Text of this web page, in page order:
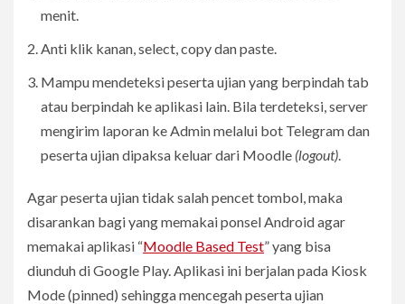
menit.
Anti klik kanan, select, copy dan paste.
Mampu mendeteksi peserta ujian yang berpindah tab
atau berpindah ke aplikasi lain. Bila terdeteksi, server
mengirim laporan ke Admin melalui bot Telegram dan
peserta ujian dipaksa keluar dari Moodle (logout).
Agar peserta ujian tidak salah pencet tombol, maka
disarankan bagi yang memakai ponsel Android agar
memakai aplikasi “Moodle Based Test” yang bisa
diunduh di Google Play. Aplikasi ini berjalan pada Kiosk
Mode (pinned) sehingga mencegah peserta ujian